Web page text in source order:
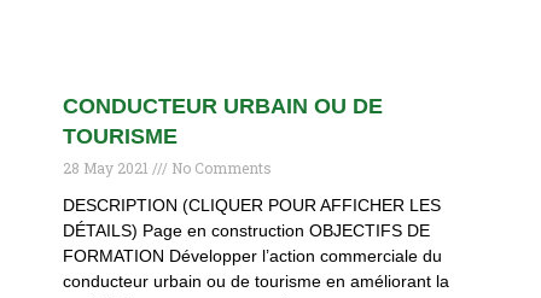
CONDUCTEUR URBAIN OU DE
TOURISME
28 May 2021
No Comments
DESCRIPTION (CLIQUER POUR AFFICHER LES
DÉTAILS) Page en construction OBJECTIFS DE
FORMATION Développer l’action commerciale du
conducteur urbain ou de tourisme en améliorant la